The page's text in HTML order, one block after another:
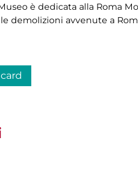
è dedicata alla Roma
demolizioni avvenute a